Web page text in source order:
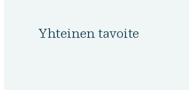
Yhteinen tavoite